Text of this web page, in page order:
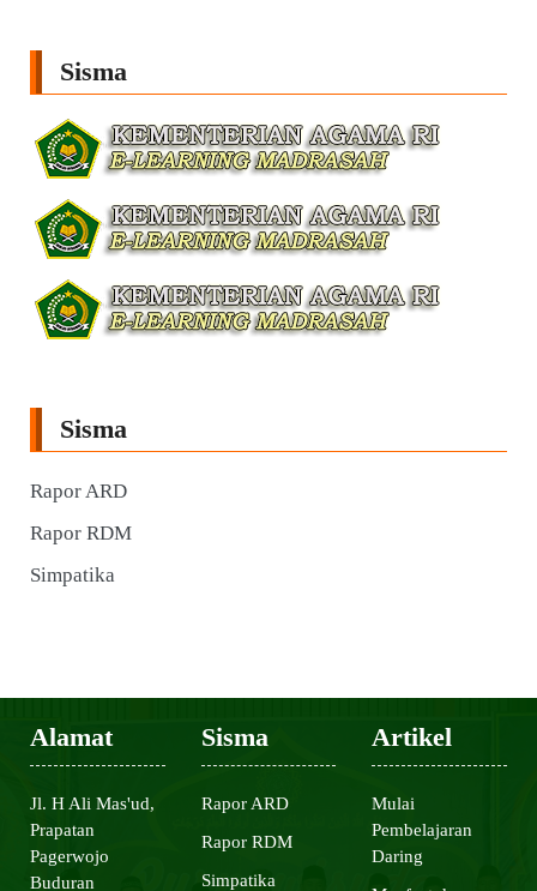
Sisma
Sisma
Rapor ARD
Rapor RDM
Simpatika
Alamat
Jl. H Ali Mas'ud,
Prapatan
Pagerwojo
Buduran
Sisma
Rapor ARD
Rapor RDM
Simpatika
Artikel
Mulai
Pembelajaran
Daring